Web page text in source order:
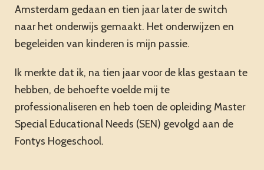
Amsterdam gedaan en tien jaar later de switch
naar het onderwijs gemaakt. Het onderwijzen en
begeleiden van kinderen is mijn passie.
Ik merkte dat ik, na tien jaar voor de klas gestaan te
hebben, de behoefte voelde mij te
professionaliseren en heb toen de opleiding Master
Special Educational Needs (SEN) gevolgd aan de
Fontys Hogeschool.